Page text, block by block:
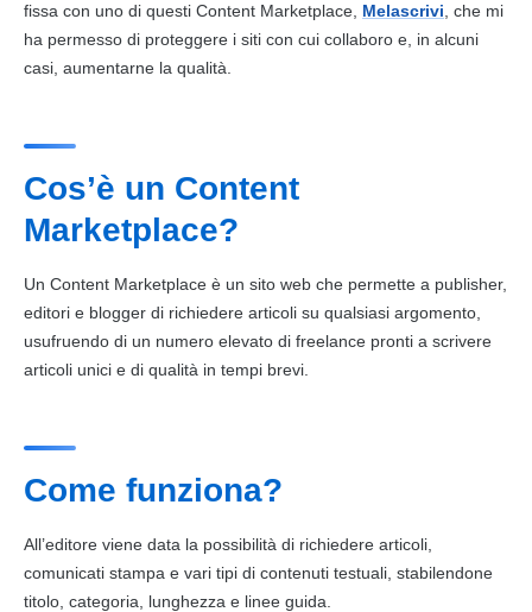
fissa con uno di questi Content Marketplace Melascrivi , che mi
ha permesso di proteggere i siti con cui collaboro e, in alcuni
casi, aumentarne la qualità.
Cos’è un Content
Marketplace?
Un Content Marketplace è un sito web che permette a publisher,
editori e blogger di richiedere articoli su qualsiasi argomento,
usufruendo di un numero elevato di freelance pronti a scrivere
articoli unici e di qualità in tempi brevi.
Come funziona?
All’editore viene data la possibilità di richiedere articoli,
comunicati stampa e vari tipi di contenuti testuali, stabilendone
titolo, categoria, lunghezza e linee guida.